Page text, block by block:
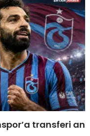
transferi an